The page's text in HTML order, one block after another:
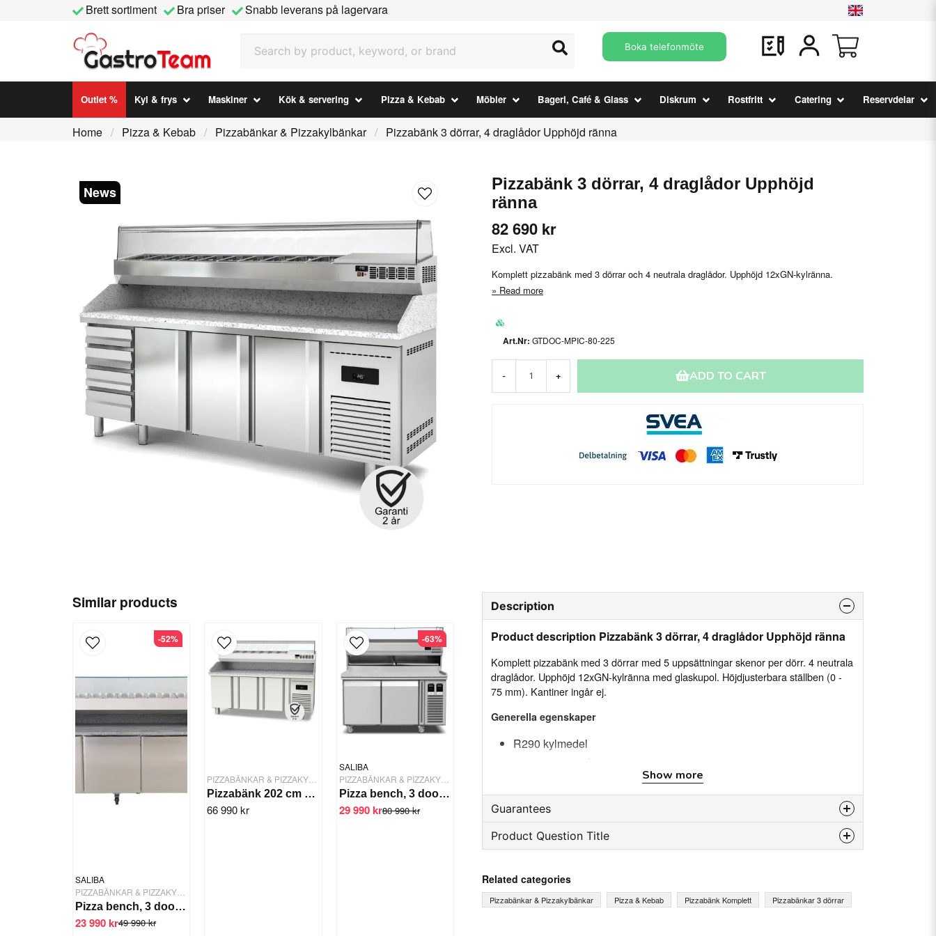
Brett sortiment Bra priser
Snabb leverans på lagervara
Boka telefonmöte
Outlet % Kyl & frys Maskiner Kök & servering Pizza & Kebab Möbler Bageri, Café & Glass Diskrum Rostfritt Catering Reservdelar
Home Pizza & Kebab Pizzabänkar & Pizzakylbänkar Pizzabänk 3 dörrar, 4 draglådor Upphöjd ränna
News
Pizzabänk 3 dörrar, 4 draglådor Upphöjd
ränna
82 690 kr
Excl. VAT
Komplett pizzabänk med 3 dörrar och 4 neutrala draglådor. Upphöjd 12xGN-kylränna.
Read more
GTDOC-MPIC-80-225
- + ADD TO CART
Similar products
SALIBA
Pizza bench, 3 doors w. gutter
49 990 kr
23 990 kr
-52%
Pizzabänk 202 cm 3 dörrar MPI-80-200
66 990 kr
SALIBA
PIZZABÄNKAR & PIZZAKYLBÄNKAR
Pizza bench, 3 doors w. gutter
80 990 kr
29 990 kr
-63%
Description
Product description Pizzabänk 3 dörrar, 4 draglådor Upphöjd ränna
Komplett pizzabänk med 3 dörrar med 5 uppsättningar skenor per dörr. 4 neutrala
draglådor. Upphöjd 12xGN-kylränna med glaskupol. Höjdjusterbara ställben (0 -
75 mm). Kantiner ingår ej.
Generella egenskaper
R290 kylmedel
Helt i rostfritt stål (AISI-304) in- och utvändigt.
Rundade hörn och djupdragen botten
Innerdörrpanel i rostfritt stål
4 neutrala lådor, plastlådor ingår ej
Isoleringsmaterial av formsprutad polyuretan, densitet 40 kg/m³, lågt
GWP-värde och ingen påverkan på ODP.
Show more
Guarantees
Reservdelsgaranti
Product Question Title
Ask us something about this product...
Related categories
Pizzabänkar & Pizzakylbänkar Pizza & Kebab Pizzabänk Komplett Pizzabänkar 3 dörrar